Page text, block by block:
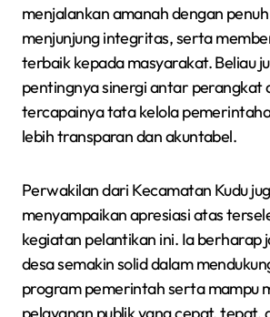
menjalankan amanah dengan
menjunjung integritas, serta
terbaik kepada masyarakat. Beliau
pentingnya sinergi antar perangkat
tercapainya tata kelola
lebih transparan dan akuntabel.
Perwakilan dari Kecamatan Kudu
menyampaikan apresiasi atas
kegiatan pelantikan ini. Ia berharap
desa semakin solid dalam
program pemerintah serta mampu
pelayanan publik yang cepat, tepat,